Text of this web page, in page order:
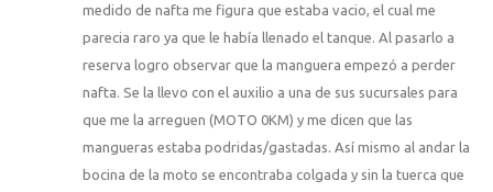
medido de nafta me figura que estaba vacio, el cual me
parecia raro ya que le había llenado el tanque. Al pasarlo a
reserva logro observar que la manguera empezó a perder
nafta. Se la llevo con el auxilio a una de sus sucursales para
que me la arreguen (MOTO 0KM) y me dicen que las
mangueras estaba podridas/gastadas. Así mismo al andar la
bocina de la moto se encontraba colgada y sin la tuerca que